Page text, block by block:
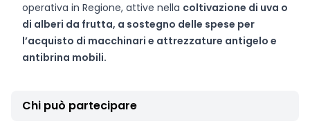
operativa in Regione, attive nella coltivazione di uva o
di alberi da frutta, a sostegno delle spese per
l’acquisto di macchinari e attrezzature antigelo e
antibrina mobili.
Chi può partecipare